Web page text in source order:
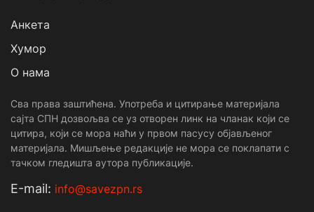
Анкета
Хумор
О нама
Сва права заштићена. Употреба и цитирање материјала
сајта СПН дозвољва се уз отворен линк на чланак који се
цитира, који се мора наћи у првом пасусу објављеног
материјала. Мишљење редакције не мора се поклапати с
тачком гледишта аутора публикације.
Е-mail: info@savezpn.rs